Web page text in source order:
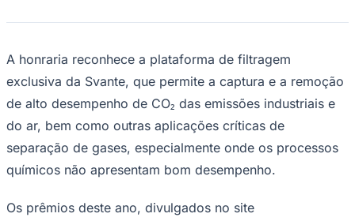
A honraria reconhece a plataforma de filtragem
exclusiva da Svante, que permite a captura e a remoção
de alto desempenho de CO₂ das emissões industriais e
do ar, bem como outras aplicações críticas de
separação de gases, especialmente onde os processos
químicos não apresentam bom desempenho.
Os prêmios deste ano, divulgados no site